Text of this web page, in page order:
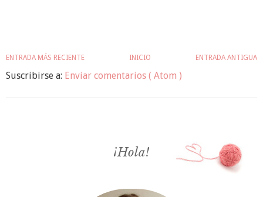
ENTRADA MÁS RECIENTE ENTRADA ANTIGUA
INICIO
Suscribirse a: Enviar comentarios ( Atom )
¡Hola!